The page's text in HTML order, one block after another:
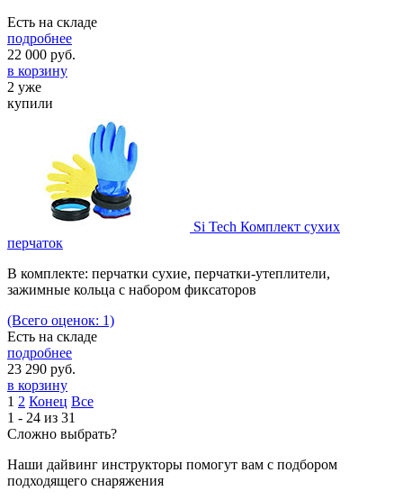
Есть на складе
подробнее
22 000 руб.
в корзину
2 уже
купили
Si Tech Комплект сухих
перчаток
В комплекте: перчатки сухие, перчатки-утеплители,
зажимные кольца с набором фиксаторов
(Всего оценок: 1)
Есть на складе
подробнее
23 290 руб.
в корзину
1 2 Конец Все
1 - 24 из 31
Сложно выбрать?
Наши дайвинг инструкторы помогут вам с подбором
подходящего снаряжения